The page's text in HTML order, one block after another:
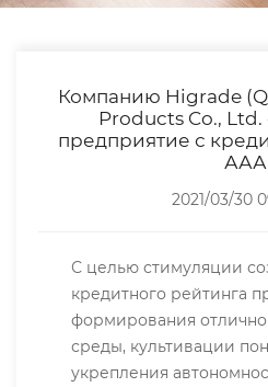
Компанию Higrade
Products Co.,
предприятие с
ААА
2021/03/30
С целью стимуляции
кредитного рейтинга
формирования
среды, культивации
укрепления